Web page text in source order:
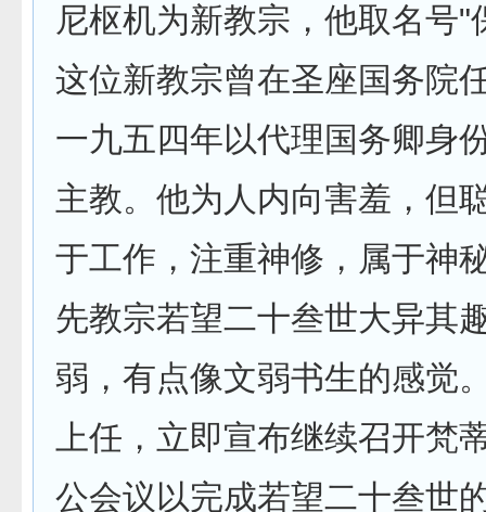
尼枢机为新教宗，他取名号"
这位新教宗曾在圣座国务院
一九五四年以代理国务卿身
主教。他为人内向害羞，但
于工作，注重神修，属于神
先教宗若望二十叁世大异其
弱，有点像文弱书生的感觉
上任，立即宣布继续召开梵
公会议以完成若望二十叁世